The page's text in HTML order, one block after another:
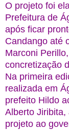
O projeto foi
Prefeitura de
após ficar
Candango até
Marconi
concretização
Na primeira
realizada em
prefeito Hildo
Alberto Jiribita,
projeto ao